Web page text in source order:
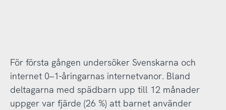
För första gången undersöker Svenskarna och
internet 0–1-åringarnas internetvanor. Bland
deltagarna med spädbarn upp till 12 månader
uppger var fjärde (26 %) att barnet använder